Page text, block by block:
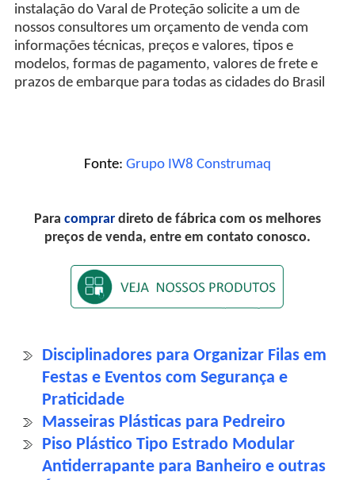
instalação do Varal de Proteção solicite a um de
nossos consultores um orçamento de venda com
informações técnicas, preços e valores, tipos e
modelos, formas de pagamento, valores de frete e
prazos de embarque para todas as cidades do Brasil
Fonte: Grupo IW8 Construmaq
Para comprar direto de fábrica com os melhores
preços de venda, entre em contato conosco.
Disciplinadores para Organizar Filas em
Festas e Eventos com Segurança e
Praticidade
Masseiras Plásticas para Pedreiro
Piso Plástico Tipo Estrado Modular
Antiderrapante para Banheiro e outras